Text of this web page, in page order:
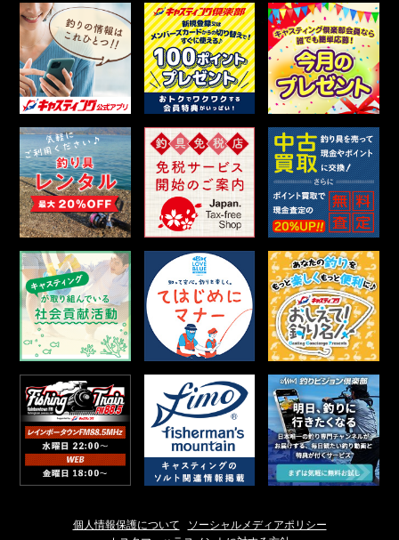
個人情報保護について
ソーシャルメディアポリシー